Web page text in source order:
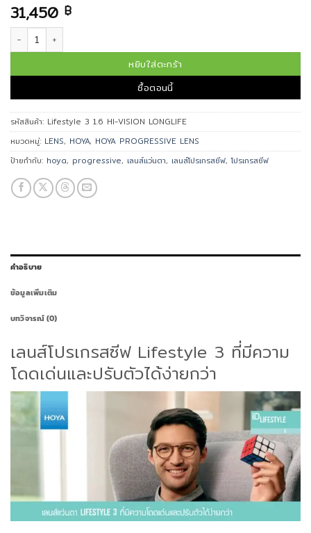
31,450 ฿
จำนวน เลนส์โปรเกรสซีฟ Lifestyle 3 1.6 HI-VISION LONGLIFE(VG) ชิ้น
หยิบใส่ตะกร้า
ซื้อตอนนี้
รหัสสินค้า: Lifestyle 3 1.6 HI-VISION LONGLIFE
หมวดหมู่: LENS, HOYA, HOYA PROGRESSIVE LENS
ป้ายกำกับ: hoya, progressive, เลนส์แว่นตา, เลนส์โปรเกรสซีฟ,โปรเกรสซีฟ
คำอธิบาย
ข้อมูลเพิ่มเติม
บทวิจารณ์ (0)
เลนส์โปรเกรสซีฟ Lifestyle 3 ที่มีความ
โดดเด่นและปรับตัวได้ง่ายกว่า